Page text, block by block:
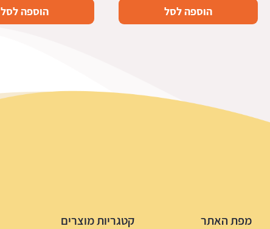
הוספה לסל הוספה לסל
מפת האתר קטגריות מוצרים